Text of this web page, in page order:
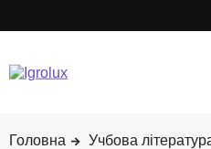
Учбова